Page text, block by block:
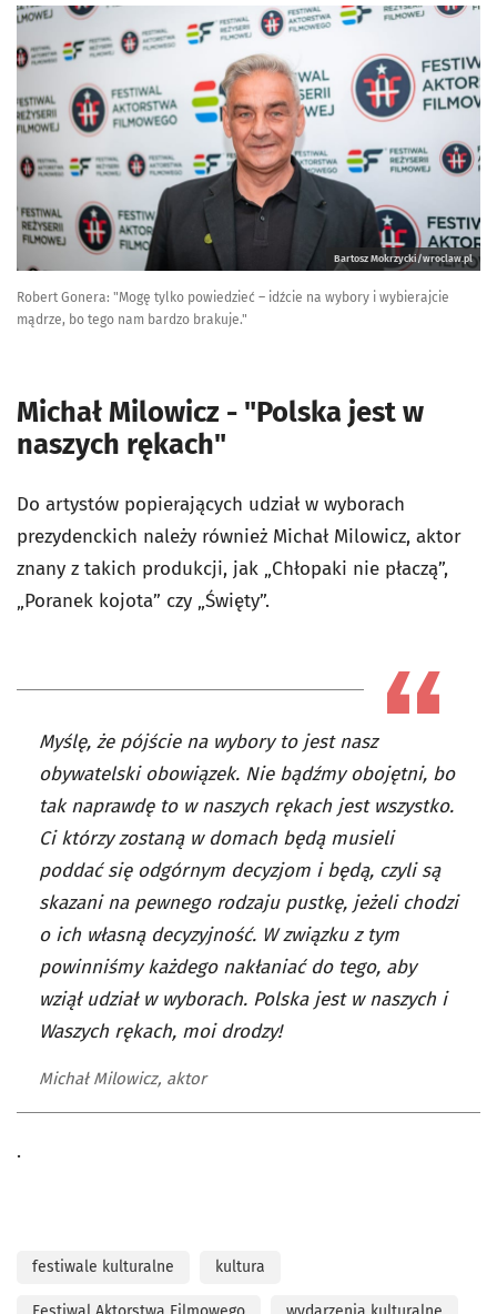
Bartosz Mokrzycki/wroclaw.pl
Robert Gonera: "Mogę tylko powiedzieć – idźcie na wybory i wybierajcie
mądrze, bo tego nam bardzo brakuje."
Michał Milowicz - "Polska jest w
naszych rękach"
Do artystów popierających udział w wyborach
prezydenckich należy również Michał Milowicz, aktor
znany z takich produkcji, jak „Chłopaki nie płaczą”,
„Poranek kojota” czy „Święty”.
Myślę, że pójście na wybory to jest nasz
obywatelski obowiązek. Nie bądźmy obojętni, bo
tak naprawdę to w naszych rękach jest wszystko.
Ci którzy zostaną w domach będą musieli
poddać się odgórnym decyzjom i będą, czyli są
skazani na pewnego rodzaju pustkę, jeżeli chodzi
o ich własną decyzyjność. W związku z tym
powinniśmy każdego nakłaniać do tego, aby
wziął udział w wyborach. Polska jest w naszych i
Waszych rękach, moi drodzy!
Michał Milowicz, aktor
.
festiwale kulturalne kultura